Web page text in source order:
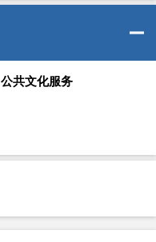
公共文化服务